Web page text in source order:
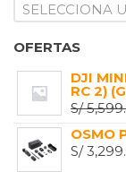
SELECCIONA
OFERTAS
DJI
RC 2)
S/
OSMO
S/